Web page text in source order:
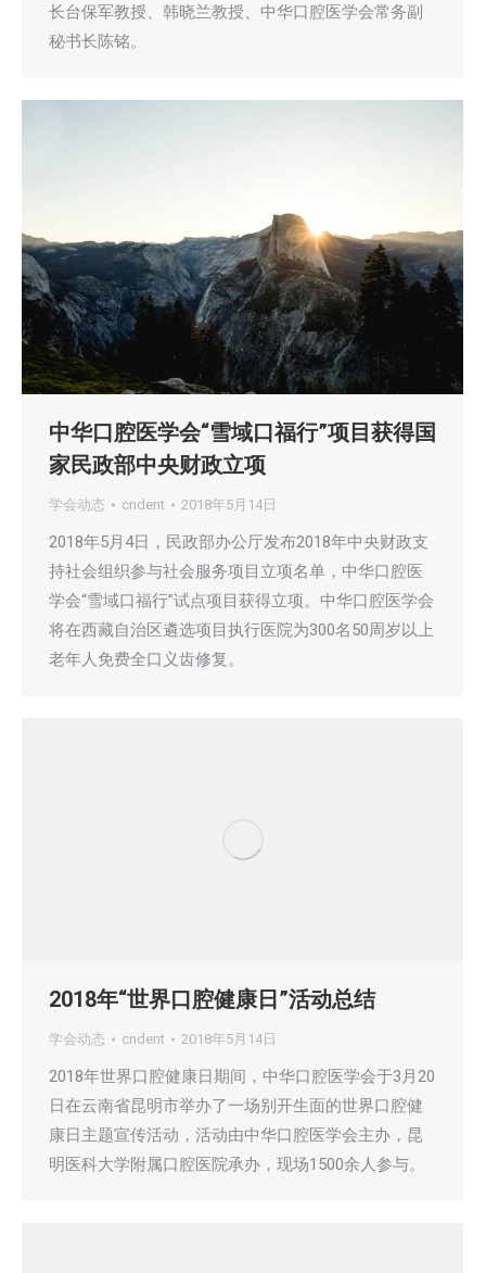
长台保军教授、韩晓兰教授、中华口腔医学会常务副
秘书长陈铭。
中华口腔医学会“雪域口福行”项目获得国
家民政部中央财政立项
学会动态 cndent 2018年5月14日
2018年5月4日，民政部办公厅发布2018年中央财政支
持社会组织参与社会服务项目立项名单，中华口腔医
学会“雪域口福行”试点项目获得立项。中华口腔医学会
将在西藏自治区遴选项目执行医院为300名50周岁以上
老年人免费全口义齿修复。
2018年“世界口腔健康日”活动总结
学会动态 cndent 2018年5月14日
2018年世界口腔健康日期间，中华口腔医学会于3月20
日在云南省昆明市举办了一场别开生面的世界口腔健
康日主题宣传活动，活动由中华口腔医学会主办，昆
明医科大学附属口腔医院承办，现场1500余人参与。